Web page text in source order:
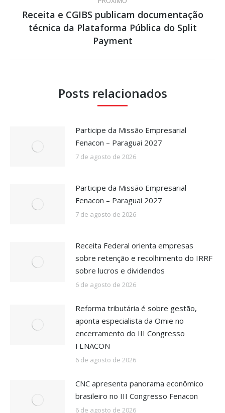
Próximo
post:
Receita e CGIBS publicam documentação
técnica da Plataforma Pública do Split
Payment
Posts relacionados
Participe da Missão Empresarial
Fenacon – Paraguai 2027
7 de agosto de 2026
Participe da Missão Empresarial
Fenacon – Paraguai 2027
7 de agosto de 2026
Receita Federal orienta empresas
sobre retenção e recolhimento do IRRF
sobre lucros e dividendos
6 de agosto de 2026
Reforma tributária é sobre gestão,
aponta especialista da Omie no
encerramento do III Congresso
FENACON
6 de agosto de 2026
CNC apresenta panorama econômico
brasileiro no III Congresso Fenacon
6 de agosto de 2026